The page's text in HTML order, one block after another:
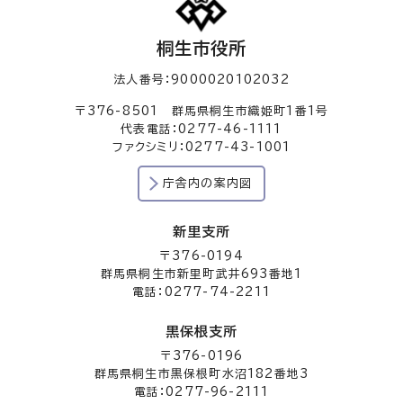
桐生市役所
法人番号：9000020102032
〒376-8501 群馬県桐生市織姫町1番1号
代表電話：0277-46-1111
ファクシミリ：0277-43-1001
庁舎内の案内図
新里支所
〒376-0194
群馬県桐生市新里町武井693番地1
電話：0277-74-2211
黒保根支所
〒376-0196
群馬県桐生市黒保根町水沼182番地3
電話：0277-96-2111